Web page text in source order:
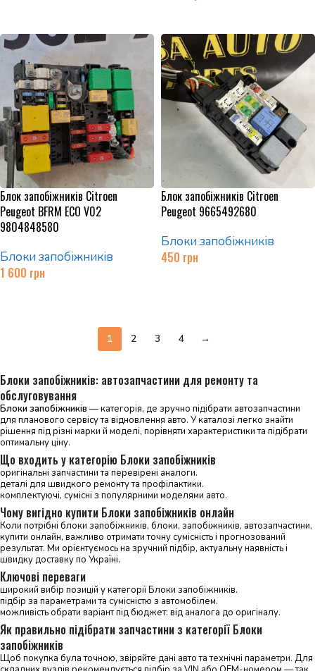
Блок запобіжників Citroen
Peugeot BFRM ECO V02
9804848580
Блоки запобіжників
1 600 грн
Блок запобіжників Citroen
Peugeot 9665492680
Блоки запобіжників
450 грн
1 2 3 4 →
Блоки запобіжників: автозапчастини для ремонту та
обслуговування
Блоки запобіжників — категорія, де зручно підібрати автозапчастини
для планового сервісу та відновлення авто. У каталозі легко знайти
рішення під різні марки й моделі, порівняти характеристики та підібрати
оптимальну ціну.
Що входить у категорію Блоки запобіжників
оригінальні запчастини та перевірені аналоги.
деталі для швидкого ремонту та профілактики.
комплектуючі, сумісні з популярними моделями авто.
Чому вигідно купити Блоки запобіжників онлайн
Коли потрібні блоки запобіжників, блоки, запобіжників, автозапчастини,
купити онлайн, важливо отримати точну сумісність і прогнозований
результат. Ми орієнтуємось на зручний підбір, актуальну наявність і
швидку доставку по Україні.
Ключові переваги
широкий вибір позицій у категорії Блоки запобіжників.
підбір за параметрами та сумісністю з автомобілем.
можливість обрати варіант під бюджет: від аналога до оригіналу.
Як правильно підібрати запчастини з категорії Блоки
запобіжників
Щоб покупка була точною, звіряйте дані авто та технічні параметри. Для